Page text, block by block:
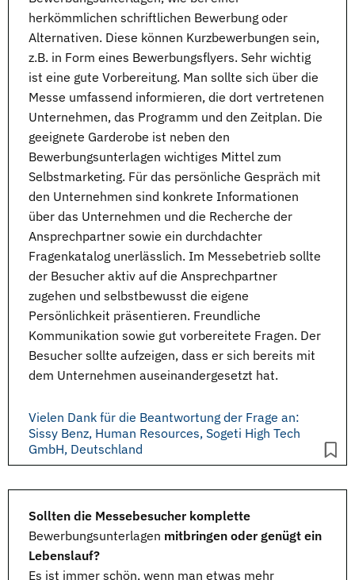
herkömmlichen schriftlichen Bewerbung oder
Alternativen. Diese können Kurzbewerbungen sein,
z.B. in Form eines Bewerbungsflyers. Sehr wichtig
ist eine gute Vorbereitung. Man sollte sich über die
Messe umfassend informieren, die dort vertretenen
Unternehmen, das Programm und den Zeitplan. Die
geeignete Garderobe ist neben den
Bewerbungsunterlagen wichtiges Mittel zum
Selbstmarketing. Für das persönliche Gespräch mit
den Unternehmen sind konkrete Informationen
über das Unternehmen und die Recherche der
Ansprechpartner sowie ein durchdachter
Fragenkatalog unerlässlich. Im Messebetrieb sollte
der Besucher aktiv auf die Ansprechpartner
zugehen und selbstbewusst die eigene
Persönlichkeit präsentieren. Freundliche
Kommunikation sowie gut vorbereitete Fragen. Der
Besucher sollte aufzeigen, dass er sich bereits mit
dem Unternehmen auseinandergesetzt hat.
Vielen Dank für die Beantwortung der Frage an:
Sissy Benz, Human Resources, Sogeti High Tech
GmbH, Deutschland
Sollten die Messebesucher komplette
Bewerbungsunterlagen mitbringen oder genügt ein
Lebenslauf?
Es ist immer schön, wenn man etwas mehr